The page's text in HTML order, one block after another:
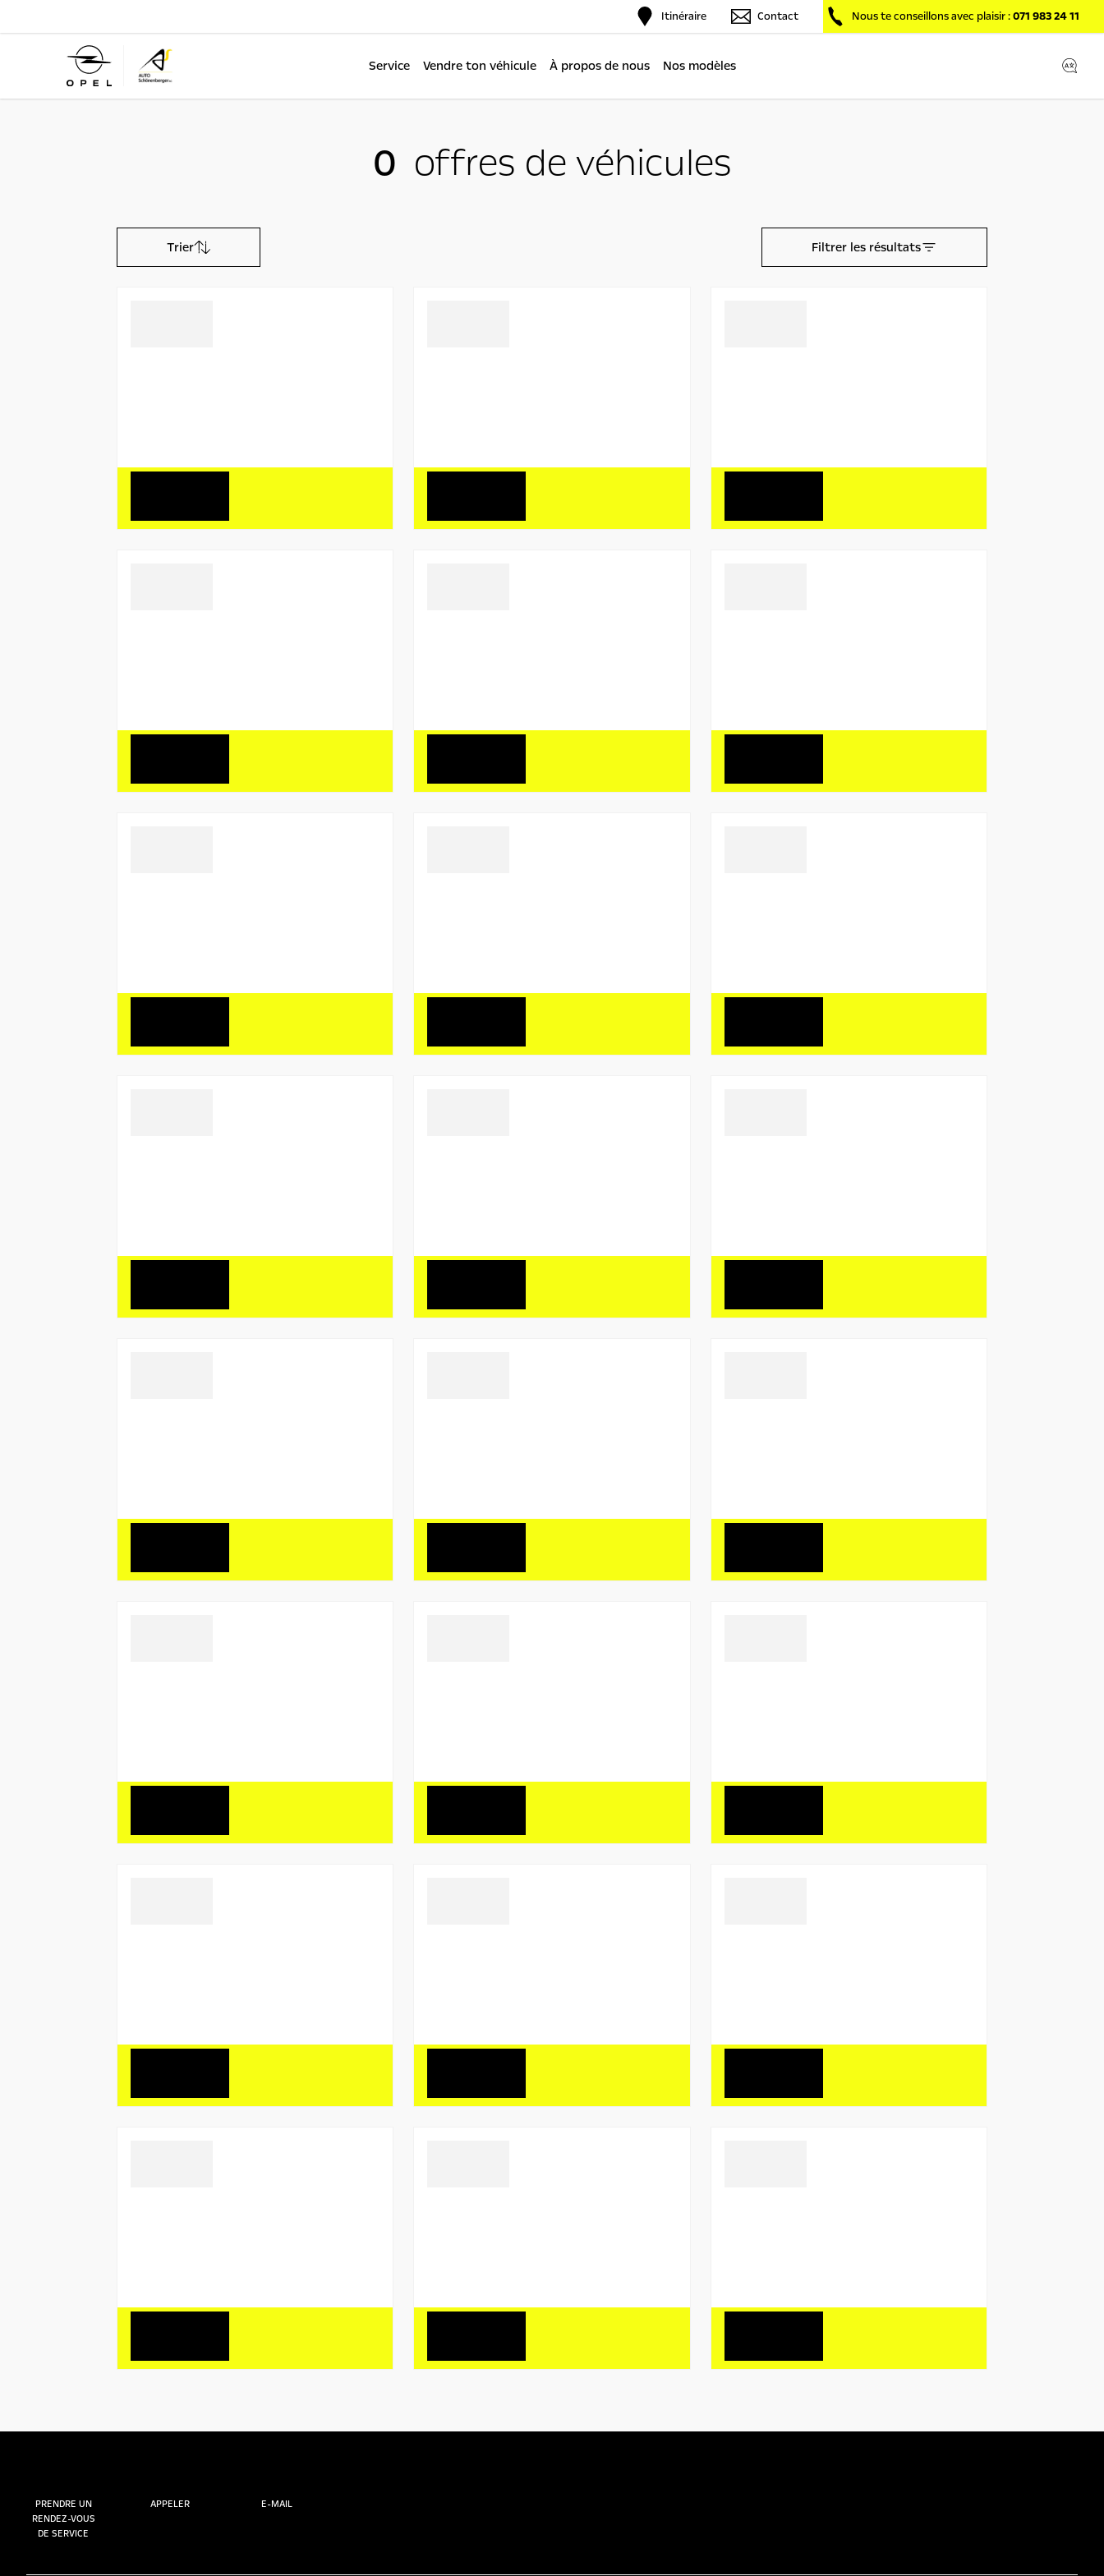
Itinéraire Contact Nous te conseillons avec plaisir :071 983 24 11
Service Vendre ton véhicule À propos de nous Nos modèles
0 offres de véhicules
Trier Filtrer les résultats
PRENDRE UN
RENDEZ-VOUS
DE SERVICE
APPELER E-MAIL